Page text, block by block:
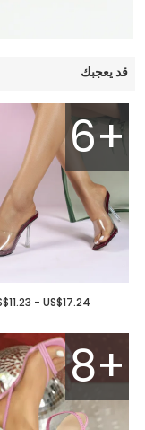
قد يعجبك
6+
- US$17.24
8+